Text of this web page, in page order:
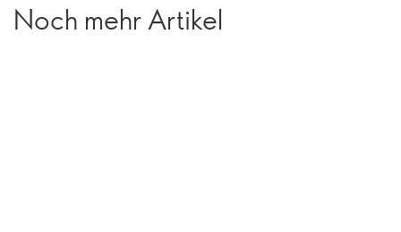
Noch mehr Artikel